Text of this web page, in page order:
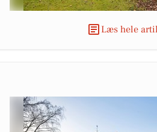
Læs hele